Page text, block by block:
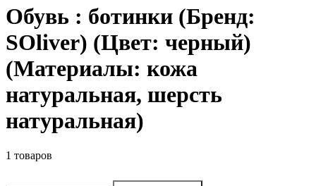
Обувь : ботинки (Бренд:
SOliver) (Цвет: черный)
(Материалы: кожа
натуральная, шерсть
натуральная)
1 товаров